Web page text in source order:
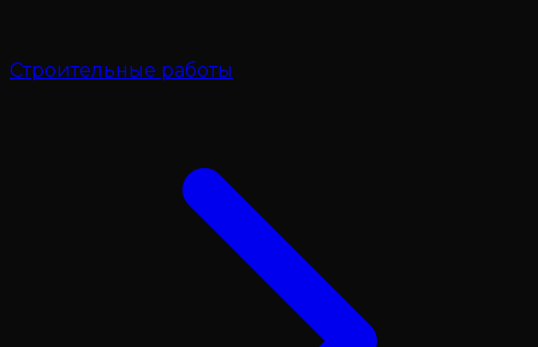
Строительные работы